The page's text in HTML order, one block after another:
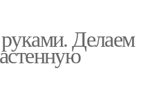
Делаем